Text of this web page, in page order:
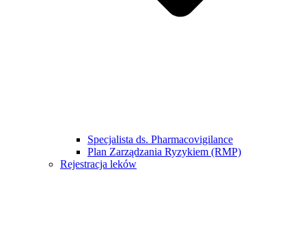
Specjalista ds. Pharmacovigilance
Plan Zarządzania Ryzykiem (RMP)
Rejestracja leków